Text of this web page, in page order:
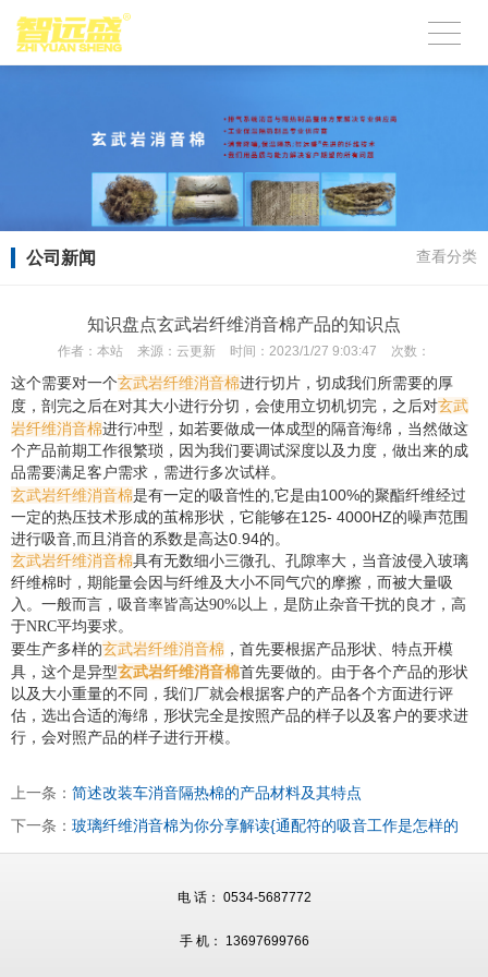
公司新闻 查看分类
知识盘点玄武岩纤维消音棉产品的知识点
作者： 本站 来源： 云更新 时间： 2023/1/27 9:03:47 次数：
这个需要对一个玄武岩纤维消音棉进行切片，切成我们所需要的厚
度，剖完之后在对其大小进行分切，会使用立切机切完，之后对玄武
岩纤维消音棉进行冲型，如若要做成一体成型的隔音海绵，当然做这
个产品前期工作很繁琐，因为我们要调试深度以及力度，做出来的成
品需要满足客户需求，需进行多次试样。
玄武岩纤维消音棉是有一定的吸音性的,它是由100%的聚酯纤维经过
一定的热压技术形成的茧棉形状，它能够在125- 4000HZ的噪声范围
进行吸音,而且消音的系数是高达0.94的。
玄武岩纤维消音棉具有无数细小三微孔、孔隙率大，当音波侵入玻璃
纤维棉时，期能量会因与纤维及大小不同气穴的摩擦，而被大量吸
入。一般而言，吸音率皆高达90%以上，是防止杂音干扰的良才，高
于NRC平均要求。
要生产多样的玄武岩纤维消音棉 ，首先要根据产品形状、特点开模
具，这个是异型玄武岩纤维消音棉首先要做的。由于各个产品的形状
以及大小重量的不同，我们厂就会根据客户的产品各个方面进行评
估，选出合适的海绵，形状完全是按照产品的样子以及客户的要求进
行，会对照产品的样子进行开模。
上一条： 简述改装车消音隔热棉的产品材料及其特点
下一条： 玻璃纤维消音棉为你分享解读{通配符的吸音工作是怎样的
电 话： 0534-5687772
手 机： 13697699766